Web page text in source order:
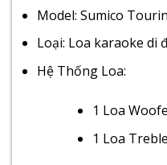
Model: Sumico
Loại: Loa karaoke di
Hệ Thống Loa:
1 Loa
1 Loa